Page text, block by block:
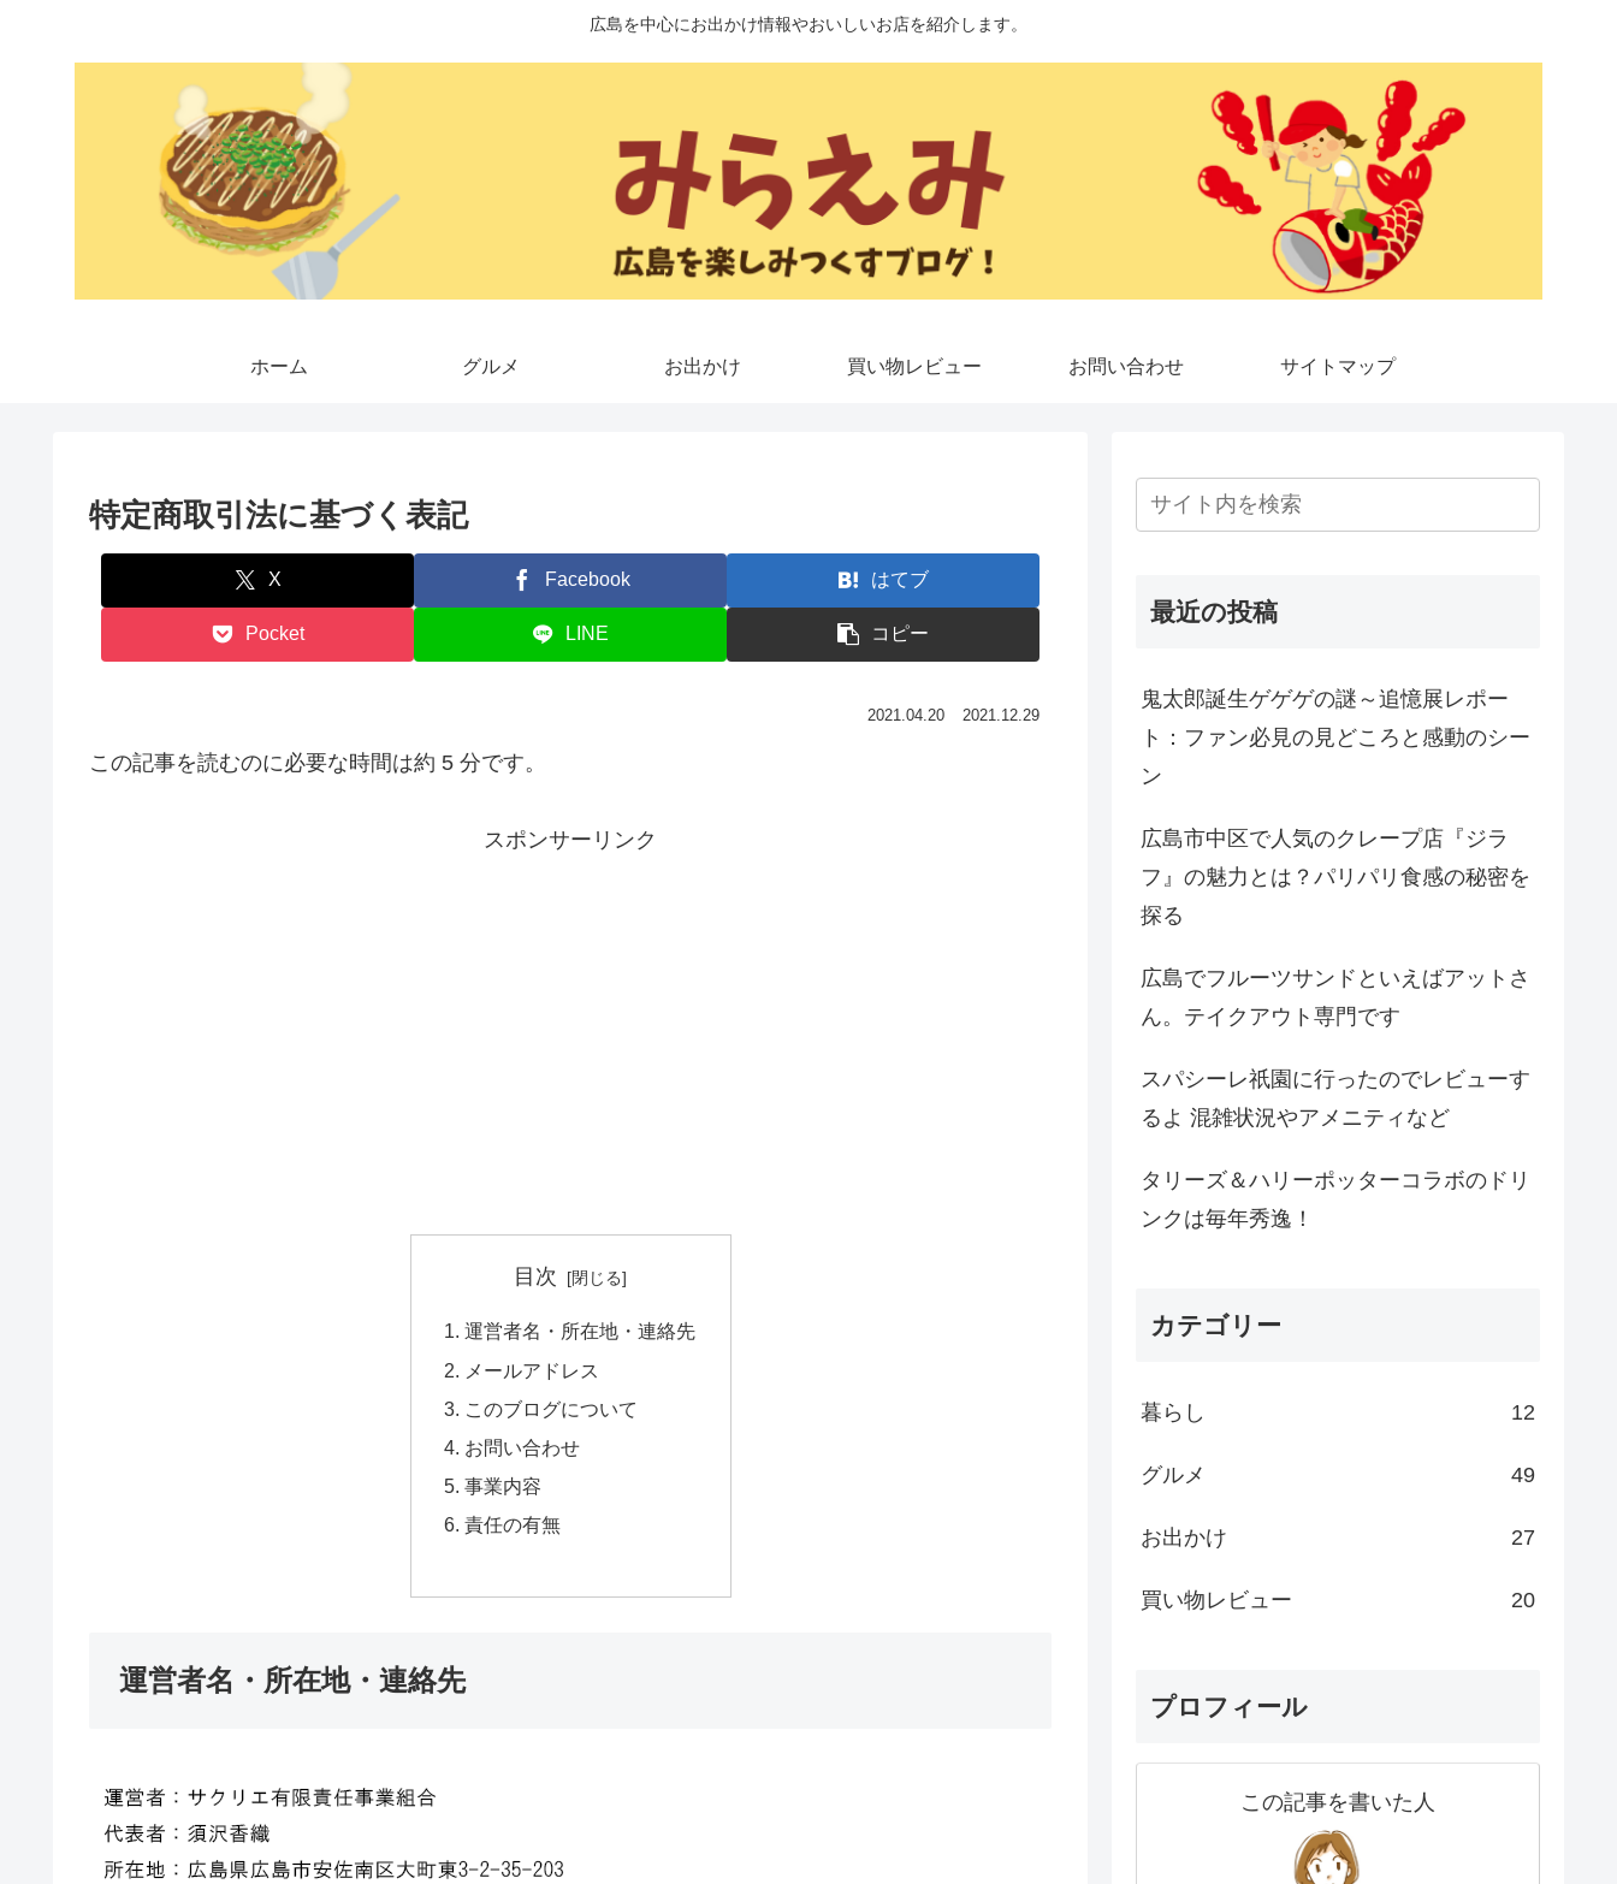
広島を中心にお出かけ情報やおいしいお店を紹介します。
ホーム グルメ お出かけ 買い物レビュー お問い合わせ サイトマップ
特定商取引法に基づく表記
X Facebook はてブ
Pocket LINE コピー
2021.04.20 2021.12.29
この記事を読むのに必要な時間は約 5 分です。
スポンサーリンク
目次
運営者名・所在地・連絡先
メールアドレス
このブログについて
お問い合わせ
事業内容
責任の有無
運営者名・所在地・連絡先
最近の投稿
鬼太郎誕生ゲゲゲの謎～追憶展レポー
ト：ファン必見の見どころと感動のシー
ン
広島市中区で人気のクレープ店『ジラ
フ』の魅力とは？パリパリ食感の秘密を
探る
広島でフルーツサンドといえばアットさ
ん。テイクアウト専門です
スパシーレ祇園に行ったのでレビューす
るよ 混雑状況やアメニティなど
タリーズ＆ハリーポッターコラボのドリ
ンクは毎年秀逸！
カテゴリー
暮らし 12
グルメ 49
お出かけ 27
買い物レビュー 20
プロフィール
この記事を書いた人